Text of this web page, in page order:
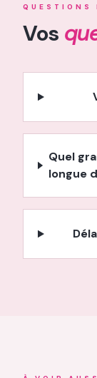
QUESTIONS
Vos
Quel
longue